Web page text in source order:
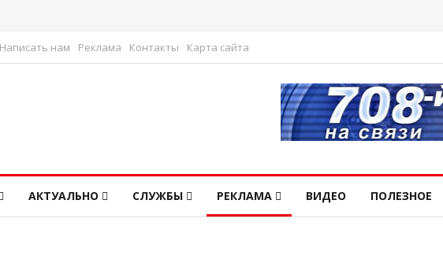
Написать нам Реклама Контакты Карта сайта
АКТУАЛЬНО СЛУЖБЫ РЕКЛАМА ВИДЕО ПОЛЕЗНОЕ